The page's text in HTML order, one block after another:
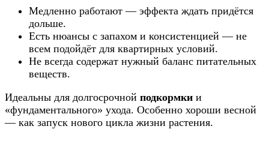
Медленно работают — эффекта ждать придётся
дольше.
Есть нюансы с запахом и консистенцией — не
всем подойдёт для квартирных условий.
Не всегда содержат нужный баланс питательных
веществ.
Идеальны для долгосрочной подкормки и
«фундаментального» ухода. Особенно хороши весной
— как запуск нового цикла жизни растения.